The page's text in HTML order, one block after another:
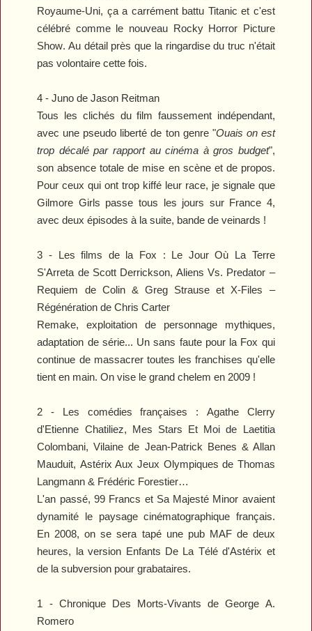
Royaume-Uni, ça a carrément battu Titanic et c'est
célébré comme le nouveau Rocky Horror Picture
Show. Au détail près que la ringardise du truc n'était
pas volontaire cette fois.
4 -Juno de Jason Reitman
Tous les clichés du film faussement indépendant,
avec une pseudo liberté de ton genre "Ouais on est
trop décalé par rapport au cinéma à gros budget",
son absence totale de mise en scène et de propos.
Pour ceux qui ont trop kiffé leur race, je signale que
Gilmore Girls passe tous les jours sur France 4,
avec deux épisodes à la suite, bande de veinards !
3 - Les films de la Fox : Le Jour Où La Terre
S'Arreta de Scott Derrickson,Aliens Vs. Predator –
Requiem de Colin & Greg Strause et X-Files –
Régénération de Chris Carter
Remake, exploitation de personnage mythiques,
adaptation de série... Un sans faute pour la Fox qui
continue de massacrer toutes les franchises qu'elle
tient en main. On vise le grand chelem en 2009 !
2 - Les comédies françaises : Agathe Clerry
d'Etienne Chatiliez, Mes Stars Et Moi de Laetitia
Colombani,Vilaine de Jean-Patrick Benes & Allan
Mauduit, Astérix Aux Jeux Olympiques de Thomas
Langmann & Frédéric Forestier…
L'an passé, 99 Francs et Sa Majesté Minor avaient
dynamité le paysage cinématographique français.
En 2008, on se sera tapé une pub MAF de deux
heures, la version Enfants De La Téléd'Astérix et
de la subversion pour grabataires.
1 - Chronique Des Morts-Vivants de George A.
Romero